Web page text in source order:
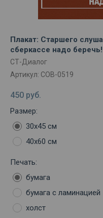
Плакат: Старшего
сберкассе надо беречь!
СТ-Диалог
Артикул: СОВ-0519
450 руб.
Размер:
30х45 см
40х60 см
Печать:
бумага
бумага с ламинацией
холст